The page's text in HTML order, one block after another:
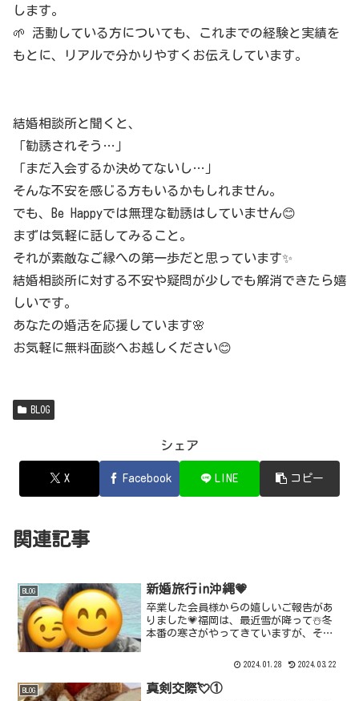
します。
🌱 活動している方についても、これまでの経験と実績を
もとに、リアルで分かりやすくお伝えしています。
結婚相談所と聞くと、
「勧誘されそう…」
「まだ入会するか決めてないし…」
そんな不安を感じる方もいるかもしれません。
でも、Be Happyでは無理な勧誘はしていません😊
まずは気軽に話してみること。
それが素敵なご縁への第一歩だと思っています✨
結婚相談所に対する不安や疑問が少しでも解消できたら嬉
しいです。
あなたの婚活を応援しています🌸
お気軽に無料面談へお越しください😊
BLOG
シェア
X Facebook LINE コピー
関連記事
BLOG 新婚旅行in沖縄💗
卒業した会員様からの嬉しいご報告があ
りました💗福岡は、最近雪が降って☃️冬
本番の寒さがやってきていますが、そん
婚旅行✈️に行かれたとのこと😊仲良し2シ
成婚退会の時点より...
2024.01.28 2024.03.22
BLOG 真剣交際💘①